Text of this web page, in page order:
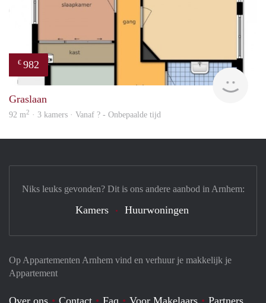
€ 982
Graslaan
92 m2 · 3 kamers · Vanaf ? - Onbepaalde tijd
Op Appartementen Arnhem vind en verhuur je makkelijk je
Appartement
Over ons Contact Faq Voor Makelaars Partners
Niks leuks gevonden? Dit is ons andere aanbod in Arnhem:
Kamers Huurwoningen